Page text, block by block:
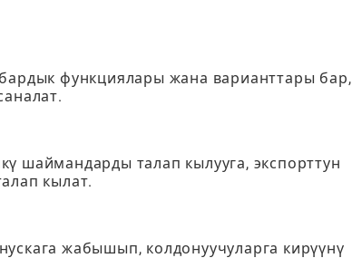
функциялары жана варианттары бар,
шаймандарды талап кылууга, экспорттун
кылат.
жабышып, колдонуучуларга кирүүнү